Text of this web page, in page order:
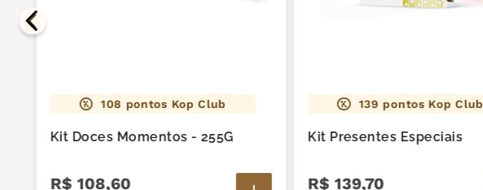
108 pontos Kop Club
Kit Doces Momentos - 255G
R$ 108,60
139 pontos Kop Club
Kit Presentes Especiais
R$ 139,70